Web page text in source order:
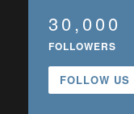
30,000
FOLLOWERS
FOLLOW US